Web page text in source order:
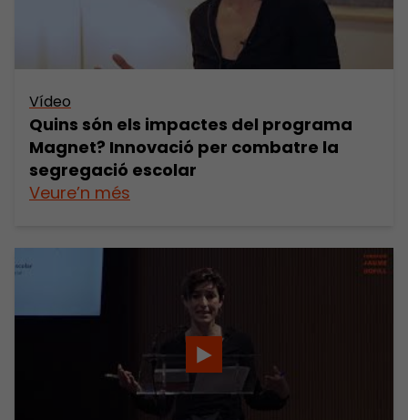
Vídeo
Quins són els impactes del programa
Magnet? Innovació per combatre la
segregació escolar
Veure’n més